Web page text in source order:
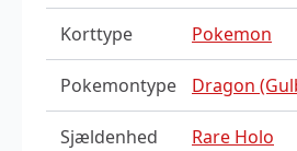
Korttype Pokemon
Pokemontype Dragon
Sjældenhed Rare Holo